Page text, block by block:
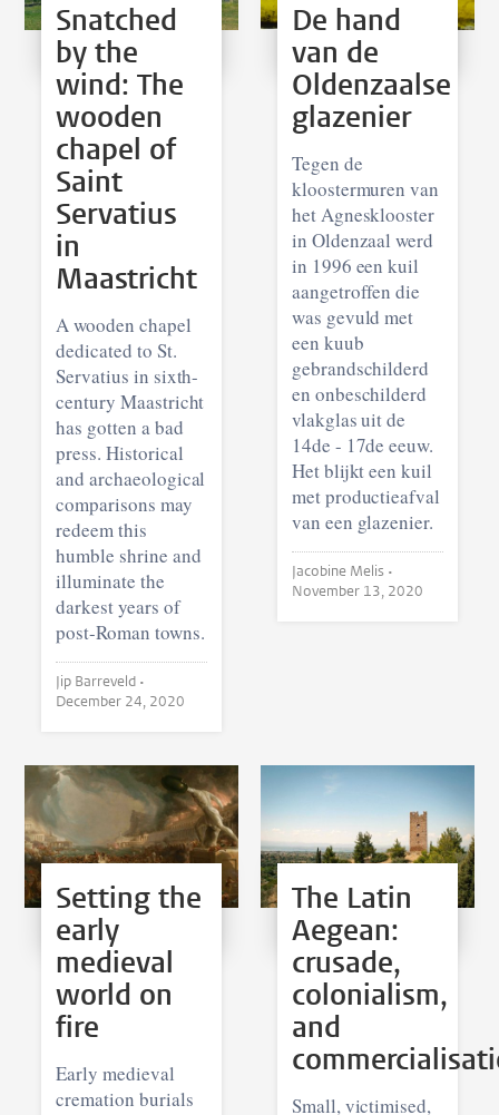
Snatched
by the
wind: The
wooden
chapel of
Saint
Servatius
in
Maastricht
A wooden chapel
dedicated to St.
Servatius in sixth-
century Maastricht
has gotten a bad
press. Historical
and archaeological
comparisons may
redeem this
humble shrine and
illuminate the
darkest years of
post-Roman towns.
Jip Barreveld •
December 24, 2020
De hand
van de
Oldenzaalse
glazenier
Tegen de
kloostermuren van
het Agnesklooster
in Oldenzaal werd
in 1996 een kuil
aangetroffen die
was gevuld met
een kuub
gebrandschilderd
en onbeschilderd
vlakglas uit de
14de - 17de eeuw.
Het blijkt een kuil
met productieafval
van een glazenier.
Jacobine Melis •
November 13, 2020
Setting the
early
medieval
world on
fire
Early medieval
cremation burials
The Latin
Aegean:
crusade,
colonialism,
and
Small, victimised,